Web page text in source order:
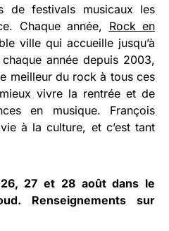
de festivals musicaux les
Chaque année, Rock en
ville qui accueille jusqu’à
année depuis 2003,
meilleur du rock à tous ces
vivre la rentrée et de
en musique. François
à la culture, et c’est tant
27 et 28 août dans le
Renseignements sur